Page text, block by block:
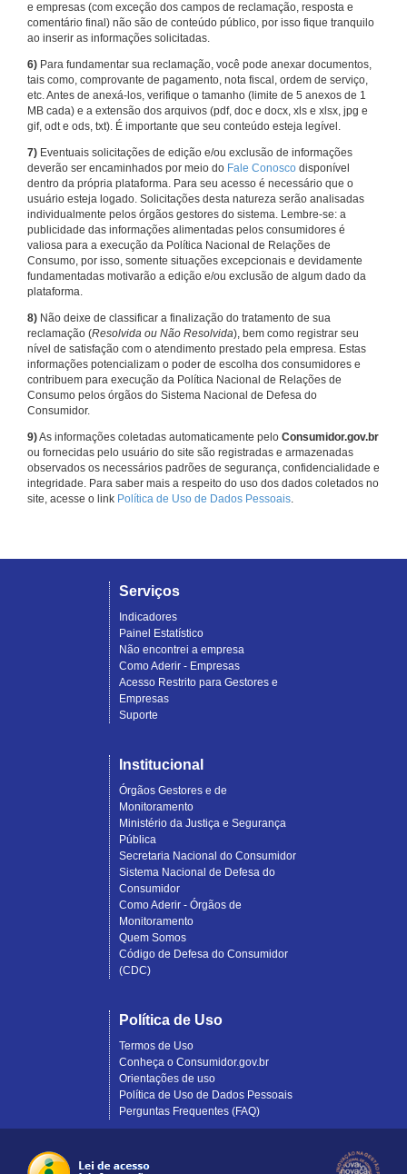
e empresas (com exceção dos campos de reclamação, resposta e
comentário final) não são de conteúdo público, por isso fique tranquilo
ao inserir as informações solicitadas.
6) Para fundamentar sua reclamação, você pode anexar documentos,
tais como, comprovante de pagamento, nota fiscal, ordem de serviço,
etc. Antes de anexá-los, verifique o tamanho (limite de 5 anexos de 1
MB cada) e a extensão dos arquivos (pdf, doc e docx, xls e xlsx, jpg e
gif, odt e ods, txt). É importante que seu conteúdo esteja legível.
7) Eventuais solicitações de edição e/ou exclusão de informações
deverão ser encaminhados por meio do Fale Conosco disponível
dentro da própria plataforma. Para seu acesso é necessário que o
usuário esteja logado. Solicitações desta natureza serão analisadas
individualmente pelos órgãos gestores do sistema. Lembre-se: a
publicidade das informações alimentadas pelos consumidores é
valiosa para a execução da Política Nacional de Relações de
Consumo, por isso, somente situações excepcionais e devidamente
fundamentadas motivarão a edição e/ou exclusão de algum dado da
plataforma.
8) Não deixe de classificar a finalização do tratamento de sua
reclamação (Resolvida ou Não Resolvida), bem como registrar seu
nível de satisfação com o atendimento prestado pela empresa. Estas
informações potencializam o poder de escolha dos consumidores e
contribuem para execução da Política Nacional de Relações de
Consumo pelos órgãos do Sistema Nacional de Defesa do
Consumidor.
9)As informações coletadas automaticamente pelo Consumidor.gov.br
ou fornecidas pelo usuário do site são registradas e armazenadas
observados os necessários padrões de segurança, confidencialidade e
integridade. Para saber mais a respeito do uso dos dados coletados no
site, acesse o link Política de Uso de Dados Pessoais.
Serviços
Indicadores
Painel Estatístico
Não encontrei a empresa
Como Aderir - Empresas
Acesso Restrito para Gestores e
Empresas
Suporte
Institucional
Órgãos Gestores e de
Monitoramento
Ministério da Justiça e Segurança
Pública
Secretaria Nacional do Consumidor
Sistema Nacional de Defesa do
Consumidor
Como Aderir - Órgãos de
Monitoramento
Quem Somos
Código de Defesa do Consumidor
(CDC)
Política de Uso
Termos de Uso
Conheça o Consumidor.gov.br
Orientações de uso
Política de Uso de Dados Pessoais
Perguntas Frequentes (FAQ)